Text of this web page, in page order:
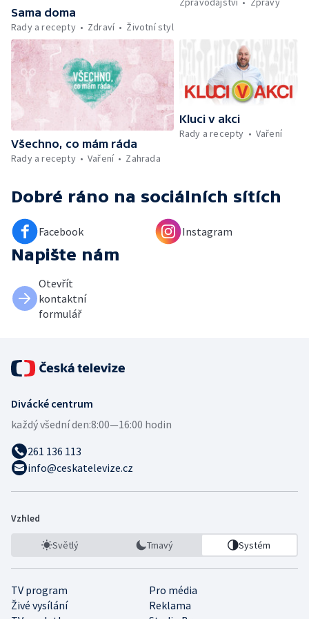
maso, vejce, mléčné výrobky a luštěniny —
Kniha veselých říkanek Hrátky se zvířátky —
Umělecký festival Pohoda 2026 —
Vyhodnocení ankety + ČT tipy —
Vyhodnocení divácké soutěže — Práce
záchranářů v létě
Sama doma
Rady a recepty
Zdraví Životní styl
Všechno, co mám ráda
Rady a recepty
Vaření Zahrada
Kluci v akci
Rady a recepty
Vaření
Dobré ráno na sociálních sítích
Facebook Instagram
Napište nám
Otevřít
kontaktní
formulář
Divácké centrum
každý všední den:8:00—16:00 hodin
261 136 113
info@ceskatelevize.cz
Vzhled
Světlý Tmavý Systém
TV program
Pro média
Živé vysílání
Reklama